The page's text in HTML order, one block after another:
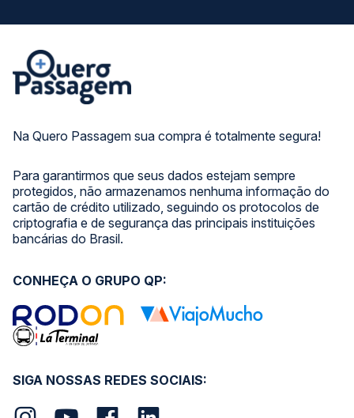
Na Quero Passagem sua compra é totalmente segura!
Para garantirmos que seus dados estejam sempre
protegidos, não armazenamos nenhuma informação do
cartão de crédito utilizado, seguindo os protocolos de
criptografia e de segurança das principais instituições
bancárias do Brasil.
SIGA NOSSAS REDES SOCIAIS:
CONHEÇA O GRUPO QP: